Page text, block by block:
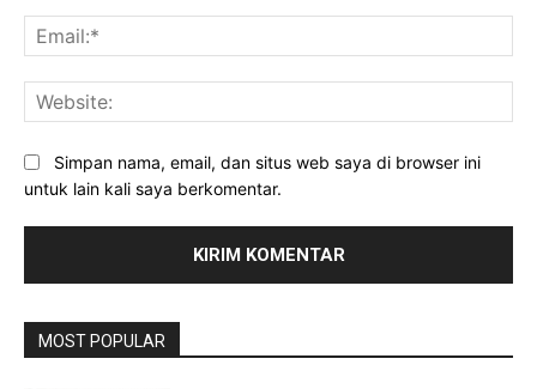
Simpan nama, email, dan situs web saya di browser ini
untuk lain kali saya berkomentar.
MOST POPULAR